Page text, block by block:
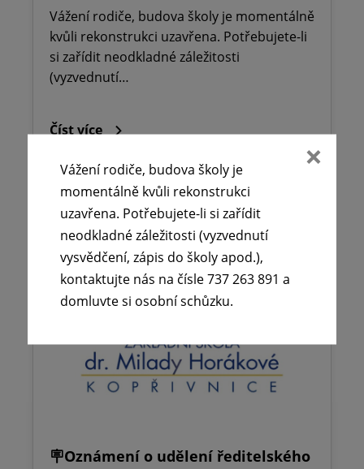
Vážení rodiče, budova školy je momentálně
kvůli rekonstrukci uzavřena. Potřebujete-li
si zařídit neodkladné záležitosti
(vyzvednutí…
Číst více
🪧Oznámení o udělení ředitelského
Vážení rodiče, budova školy je
momentálně kvůli rekonstrukci
uzavřena. Potřebujete-li si zařídit
neodkladné záležitosti (vyzvednutí
vysvědčení, zápis do školy apod.),
kontaktujte nás na čísle 737 263 891 a
domluvte si osobní schůzku.